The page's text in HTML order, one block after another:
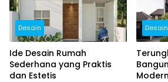
Desain
Ide Desain Rumah
Sederhana yang Praktis
dan Estetis
Desain